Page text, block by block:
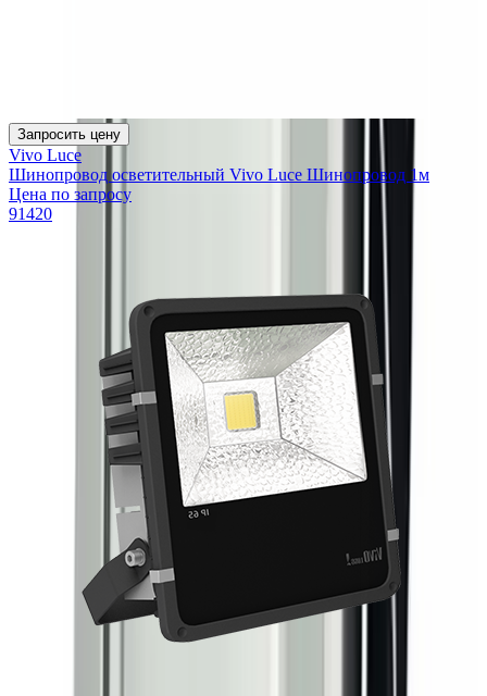
Запросить цену
Vivo Luce
Шинопровод осветительный Vivo Luce Шинопровод 1м
Цена по запросу
91420